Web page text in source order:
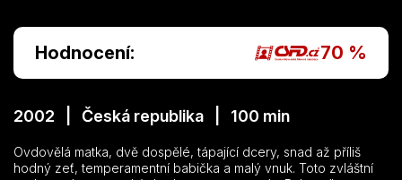
Hodnocení: 70 %
2002 | Česká republika | 100 min
Ovdovělá matka, dvě dospělé, tápající dcery, snad až příliš
hodný zeť, temperamentní babička a malý vnuk. Toto zvláštní